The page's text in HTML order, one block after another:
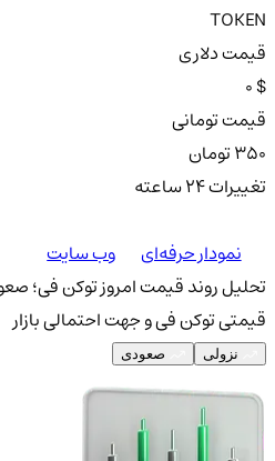
TOKEN
قیمت دلاری
0 $
قیمت تومانی
350 تومان
تغییرات ۲۴ ساعته
نمودار حرفه‌ای
وب سایت
تحلیل روند قیمت امروز توکن فی؛
قیمتی توکن فی و جهت احتمالی بازار
نزولی صعودی